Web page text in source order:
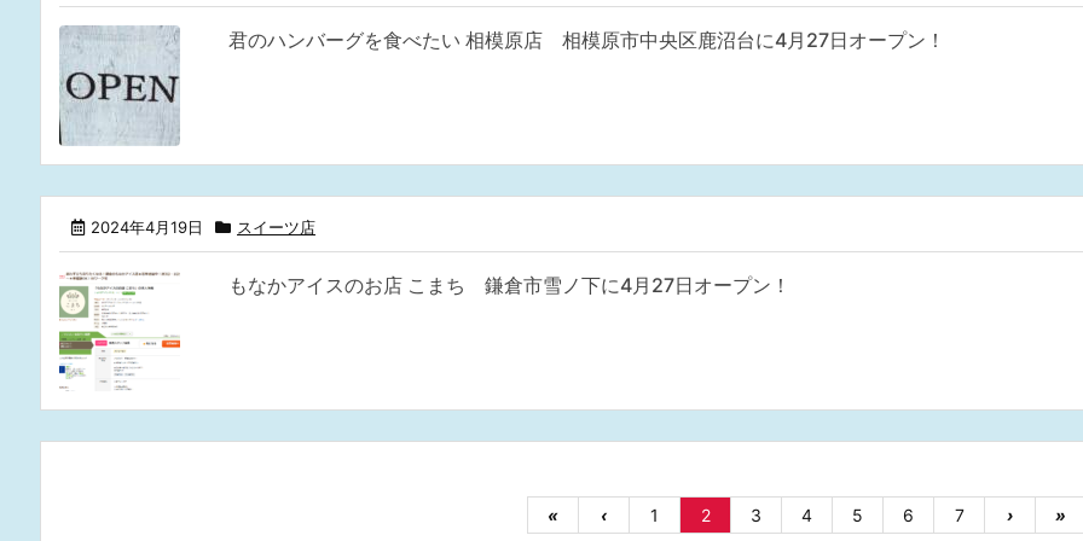
君のハンバーグを食べたい 相模原店 相模原市中央区鹿沼台に4月27日オープン！
2024年4月19日 スイーツ店
もなかアイスのお店 こまち 鎌倉市雪ノ下に4月27日オープン！
« ‹ 1 2 3 4 5 6 7 › »